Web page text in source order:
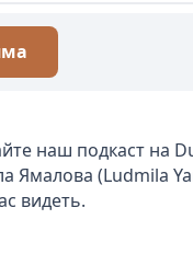
наш подкаст на
Ямалова (Ludmila
видеть.